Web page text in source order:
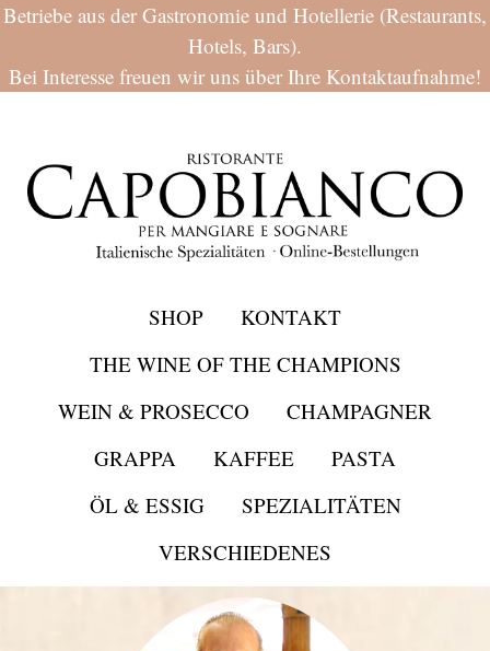
Betriebe aus der Gastronomie und Hotellerie (Restaurants,
Hotels, Bars).
Bei Interesse freuen wir uns über Ihre Kontaktaufnahme!
SHOP
KONTAKT
THE WINE OF THE CHAMPIONS
WEIN & PROSECCO
CHAMPAGNER
GRAPPA
KAFFEE
PASTA
ÖL & ESSIG
SPEZIALITÄTEN
VERSCHIEDENES